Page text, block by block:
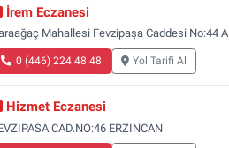
İrem Eczanesi
Mahallesi Fevzipaşa Caddesi No:44 A
0 (446) 224 48 48 Yol Tarifi Al
Hizmet Eczanesi
CAD.NO:46 ERZINCAN